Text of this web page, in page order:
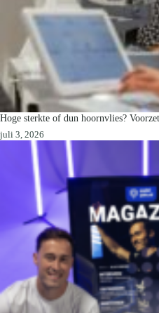
Hoge sterkte of dun hoornvlies?
juli 3, 2026